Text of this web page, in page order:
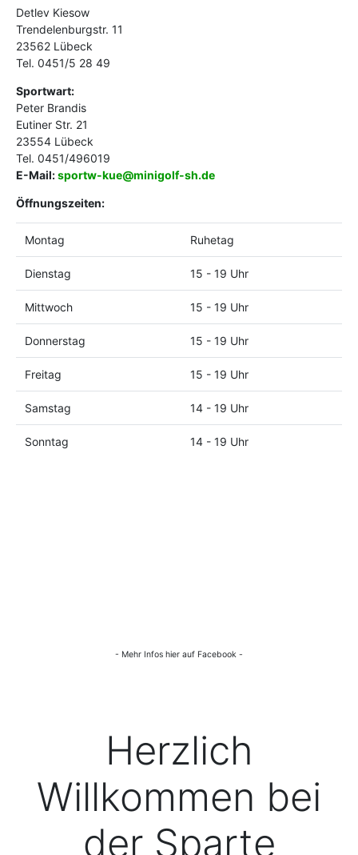
Detlev Kiesow
Trendelenburgstr. 11
23562 Lübeck
Tel. 0451/5 28 49
Sportwart:
Peter Brandis
Eutiner Str. 21
23554 Lübeck
Tel. 0451/496019
E-Mail:sportw-kue@minigolf-sh.de
Öffnungszeiten:
Montag Ruhetag
Dienstag 15 - 19 Uhr
Mittwoch 15 - 19 Uhr
Donnerstag 15 - 19 Uhr
Freitag 15 - 19 Uhr
Samstag 14 - 19 Uhr
Sonntag 14 - 19 Uhr
- Mehr Infos hier auf Facebook -
Herzlich
Willkommen bei
der Sparte